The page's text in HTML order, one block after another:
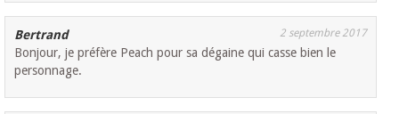
Bertrand 2 septembre 2017
Bonjour, je préfère Peach pour sa dégaine qui casse bien le
personnage.